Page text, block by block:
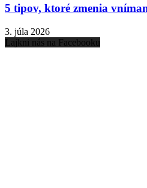
5 tipov, ktoré zmenia
3. júla 2026
Lajkni nás na Facebooku